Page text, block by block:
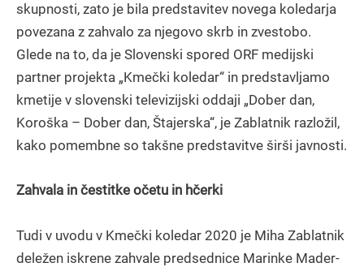
skupnosti, zato je bila predstavitev novega koledarja
povezana z zahvalo za njegovo skrb in zvestobo.
Glede na to, da je Slovenski spored ORF medijski
partner projekta „Kmečki koledar“ in predstavljamo
kmetije v slovenski televizijski oddaji „Dober dan,
Koroška – Dober dan, Štajerska“, je Zablatnik razložil,
kako pomembne so takšne predstavitve širši javnosti.
Zahvala in čestitke očetu in hčerki
Tudi v uvodu v Kmečki koledar 2020 je Miha Zablatnik
deležen iskrene zahvale predsednice Marinke Mader-